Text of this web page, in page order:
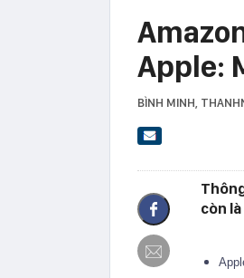
Apple:
BÌNH MINH ,
còn